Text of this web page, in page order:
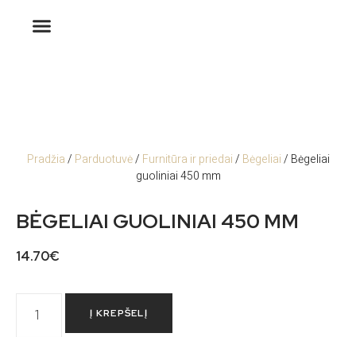
Pradžia/ Parduotuvė/ Furnitūra ir priedai/ Bėgeliai/ Bėgeliai
guoliniai 450 mm
BĖGELIAI GUOLINIAI 450 MM
14.70€
Į KREPŠELĮ